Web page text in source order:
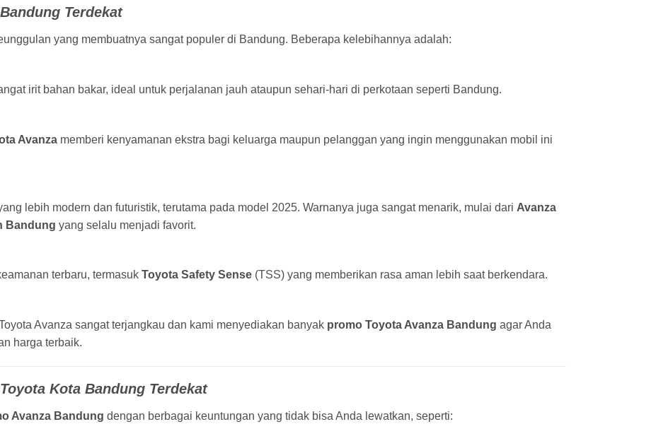
Terdekat
yang membuatnya sangat populer di Bandung. Beberapa kelebihannya adalah:
irit bahan bakar, ideal untuk perjalanan jauh ataupun sehari-hari di perkotaan seperti Bandung.
Avanzamemberi kenyamanan ekstra bagi keluarga maupun pelanggan yang ingin menggunakan mobil ini
lebih modern dan futuristik, terutama pada model 2025. Warnanya juga sangat menarik, mulai dari Avanza
Bandung yang selalu menjadi favorit.
terbaru, termasuk Toyota Safety Sense(TSS) yang memberikan rasa aman lebih saat berkendara.
Avanza sangat terjangkau dan kami menyediakan banyak promo Toyota Avanza Bandung agar Anda
harga terbaik.
Kota Bandung Terdekat
Avanza Bandung dengan berbagai keuntungan yang tidak bisa Anda lewatkan, seperti: